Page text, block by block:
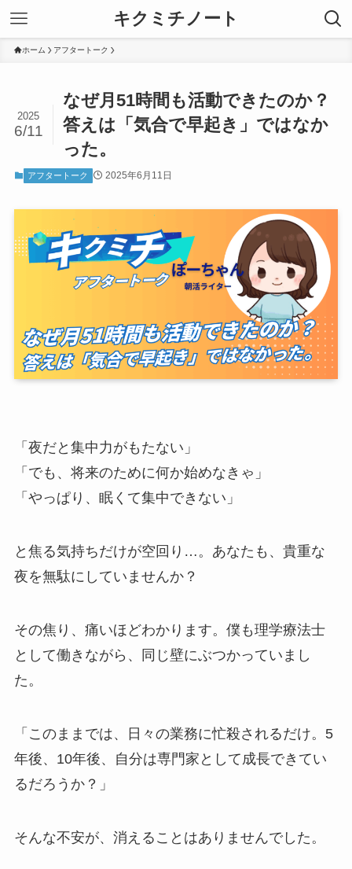
キクミチノート
ホーム アフタートーク
なぜ月51時間も活動できたのか？
答えは「気合で早起き」ではなか
った。
2025
6/11
アフタートーク 2025年6月11日
「夜だと集中力がもたない」
「でも、将来のために何か始めなきゃ」
「やっぱり、眠くて集中できない」
と焦る気持ちだけが空回り…。あなたも、貴重な
夜を無駄にしていませんか？
その焦り、痛いほどわかります。僕も理学療法士
として働きながら、同じ壁にぶつかっていまし
た。
「このままでは、日々の業務に忙殺されるだけ。5
年後、10年後、自分は専門家として成長できてい
るだろうか？」
そんな不安が、消えることはありませんでした。